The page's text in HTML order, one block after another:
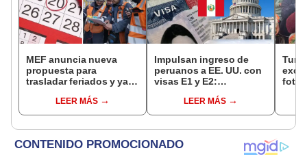
MEF anuncia nueva
propuesta para
trasladar feriados y ya
“Lunes es mejor día”
LEER MÁS
Impulsan ingreso de
peruanos a EE. UU. con
visas E1 y E2:
pymes serían los más
beneficiados
LEER MÁS